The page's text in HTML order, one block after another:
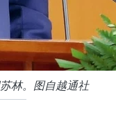
林。图自越通社